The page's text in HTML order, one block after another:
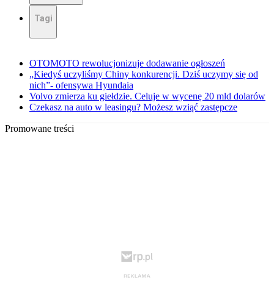
Tagi
OTOMOTO rewolucjonizuje dodawanie ogłoszeń
„Kiedyś uczyliśmy Chiny konkurencji. Dziś uczymy się od
nich”- ofensywa Hyundaia
Volvo zmierza ku giełdzie. Celuje w wycenę 20 mld dolarów
Czekasz na auto w leasingu? Możesz wziąć zastępcze
Promowane treści